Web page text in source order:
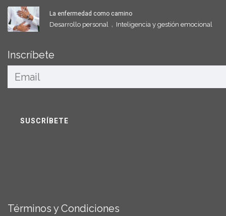
La enfermedad como camino
Desarrollo personal , Inteligencia y gestión emocional
Inscríbete
Términos y Condiciones